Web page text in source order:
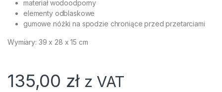
materiał wodoodporny
elementy odblaskowe
gumowe nóżki na spodzie chroniące przed przetarciami
Wymiary: 39 x 28 x 15 cm
135,00 zł z VAT